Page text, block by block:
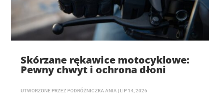
Skórzane rękawice motocyklowe:
Pewny chwyt i ochrona dłoni
UTWORZONE PRZEZ PODRÓŻNICZKA ANIA LIP 14, 2026